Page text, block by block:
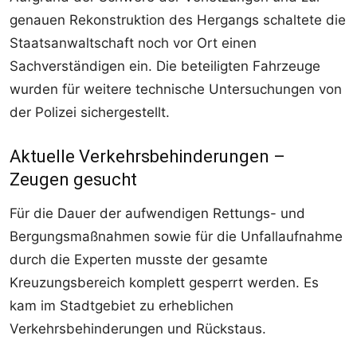
genauen Rekonstruktion des Hergangs schaltete die
Staatsanwaltschaft noch vor Ort einen
Sachverständigen ein. Die beteiligten Fahrzeuge
wurden für weitere technische Untersuchungen von
der Polizei sichergestellt.
Aktuelle Verkehrsbehinderungen –
Zeugen gesucht
Für die Dauer der aufwendigen Rettungs- und
Bergungsmaßnahmen sowie für die Unfallaufnahme
durch die Experten musste der gesamte
Kreuzungsbereich komplett gesperrt werden. Es
kam im Stadtgebiet zu erheblichen
Verkehrsbehinderungen und Rückstaus.